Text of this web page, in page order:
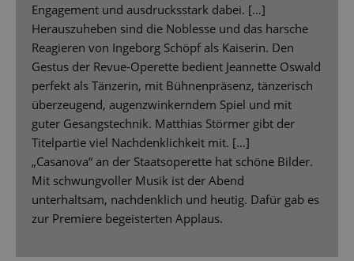
Engagement und ausdrucksstark dabei. […]
Herauszuheben sind die Noblesse und das harsche
Reagieren von Ingeborg Schöpf als Kaiserin. Den
Gestus der Revue-Operette bedient Jeannette Oswald
perfekt als Tänzerin, mit Bühnenpräsenz, tänzerisch
überzeugend, augenzwinkerndem Spiel und mit
guter Gesangstechnik. Matthias Störmer gibt der
Titelpartie viel Nachdenklichkeit mit. […]
„Casanova“ an der Staatsoperette hat schöne Bilder.
Mit schwungvoller Musik ist der Abend
unterhaltsam, nachdenklich und heutig. Dafür gab es
zur Premiere begeisterten Applaus.